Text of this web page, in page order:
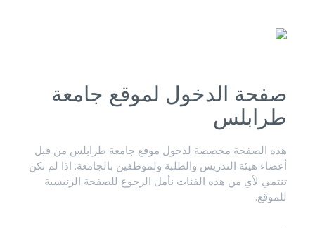
صفحة الدخول لموقع جامعة
طرابلس
هذه الصفحة مخصصة لدخول موقع جامعة طرابلس من قبل
أعضاء هيئة التدريس والطلبة ولموظفين بالجامعة. اذا لم تكن
تنتمي لأي من هذه الفئات نأمل الرجوع للصفحة الرئيسية
للموقع.